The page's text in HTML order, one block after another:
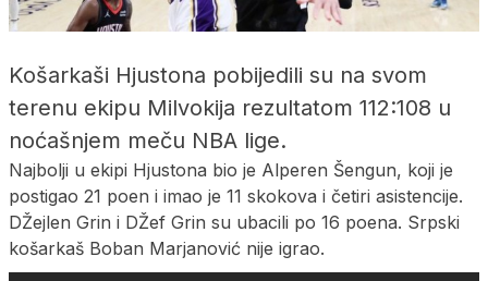
Košarkaši Hjustona pobijedili su na svom
terenu ekipu Milvokija rezultatom 112:108 u
noćašnjem meču NBA lige.
Najbolji u ekipi Hjustona bio je Alperen Šengun, koji je
postigao 21 poen i imao je 11 skokova i četiri asistencije.
DŽejlen Grin i DŽef Grin su ubacili po 16 poena. Srpski
košarkaš Boban Marjanović nije igrao.